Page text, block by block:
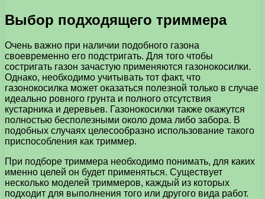
Выбор подходящего триммера
Очень важно при наличии подобного газона
своевременно его подстригать. Для того чтобы
состригать газон зачастую применяются газонокосилки.
Однако, необходимо учитывать тот факт, что
газонокосилка может оказаться полезной только в случае
идеально ровного грунта и полного отсутствия
кустарника и деревьев. Газонокосилки также окажутся
полностью бесполезными около дома либо забора. В
подобных случаях целесообразно использование такого
приспособления как триммер.
При подборе триммера необходимо понимать, для каких
именно целей он будет применяться. Существует
несколько моделей триммеров, каждый из которых
подходит для выполнения того или другого вида работ.